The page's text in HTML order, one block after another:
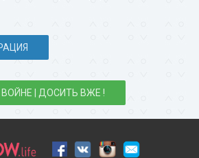
ВОЙНЕ | ДОСИТЬ ВЖЕ !